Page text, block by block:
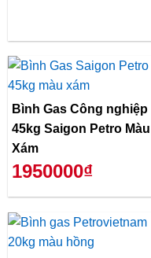
Bình Gas Công nghiệp
45kg Saigon Petro Màu
Xám
1950000₫